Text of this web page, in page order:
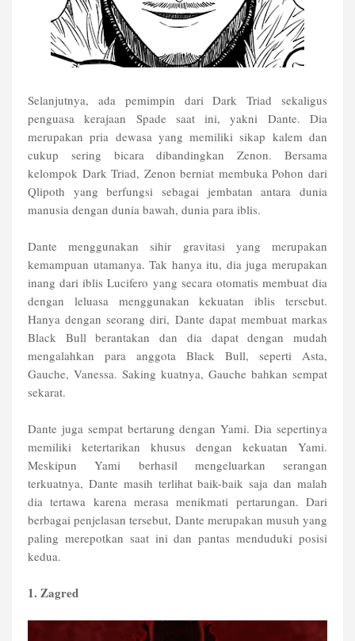
Selanjutnya, ada pemimpin dari Dark Triad sekaligus
penguasa kerajaan Spade saat ini, yakni Dante. Dia
merupakan pria dewasa yang memiliki sikap kalem dan
cukup sering bicara dibandingkan Zenon. Bersama
kelompok Dark Triad, Zenon berniat membuka Pohon dari
Qlipoth yang berfungsi sebagai jembatan antara dunia
manusia dengan dunia bawah, dunia para iblis.
Dante menggunakan sihir gravitasi yang merupakan
kemampuan utamanya. Tak hanya itu, dia juga merupakan
inang dari iblis Lucifero yang secara otomatis membuat dia
dengan leluasa menggunakan kekuatan iblis tersebut.
Hanya dengan seorang diri, Dante dapat membuat markas
Black Bull berantakan dan dia dapat dengan mudah
mengalahkan para anggota Black Bull, seperti Asta,
Gauche, Vanessa. Saking kuatnya, Gauche bahkan sempat
sekarat.
Dante juga sempat bertarung dengan Yami. Dia sepertinya
memiliki ketertarikan khusus dengan kekuatan Yami.
Meskipun Yami berhasil mengeluarkan serangan
terkuatnya, Dante masih terlihat baik-baik saja dan malah
dia tertawa karena merasa menikmati pertarungan. Dari
berbagai penjelasan tersebut, Dante merupakan musuh yang
paling merepotkan saat ini dan pantas menduduki posisi
kedua.
1. Zagred